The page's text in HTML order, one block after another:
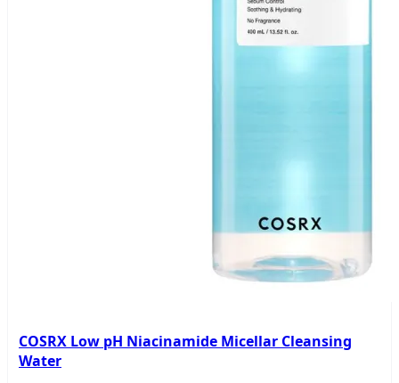
COSRX Low pH Niacinamide Micellar Cleansing
Water